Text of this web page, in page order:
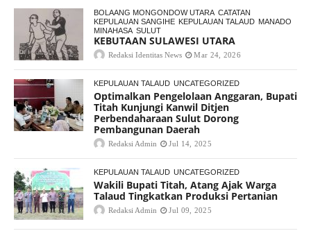
BOLAANG MONGONDOW UTARA CATATAN
KEPULAUAN SANGIHE KEPULAUAN TALAUD MANADO
MINAHASA SULUT
KEBUTAAN SULAWESI UTARA
Redaksi Identitas News Mar 24, 2026
KEPULAUAN TALAUD UNCATEGORIZED
Optimalkan Pengelolaan Anggaran, Bupati
Titah Kunjungi Kanwil Ditjen
Perbendaharaan Sulut Dorong
Pembangunan Daerah
Redaksi Admin Jul 14, 2025
KEPULAUAN TALAUD UNCATEGORIZED
Wakili Bupati Titah, Atang Ajak Warga
Talaud Tingkatkan Produksi Pertanian
Redaksi Admin Jul 09, 2025